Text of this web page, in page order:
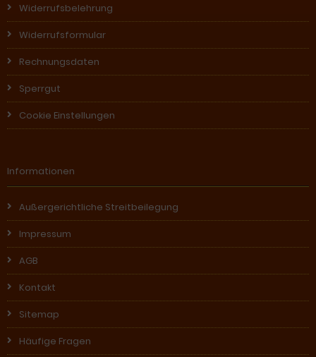
Widerrufsbelehrung
Widerrufsformular
Rechnungsdaten
Sperrgut
Cookie Einstellungen
Informationen
Außergerichtliche Streitbeilegung
Impressum
AGB
Kontakt
Sitemap
Häufige Fragen